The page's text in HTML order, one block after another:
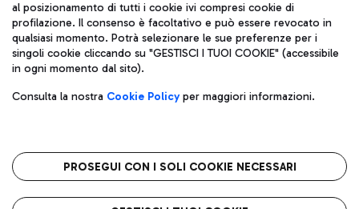
Codice fiscale e Registro delle Imprese di Roma 13032990155 P.
IVA 06572251004
Capitale sociale 62.224.743,00 int. vers.
Sede legale: Via Pier Paolo Racchetti 1 - 00054 Fiumicino (RM)
telefono +39 06 65951
Privacy policy
Note legali
Roma FCO
L'aeroporto stellato
al posizionamento di tutti i cookie ivi compresi cookie di
profilazione. Il consenso è facoltativo e può essere revocato in
qualsiasi momento. Potrà selezionare le sue preferenze per i
singoli cookie cliccando su "GESTISCI I TUOI COOKIE" (accessibile
in ogni momento dal sito).
Consulta la nostra Cookie Policyper maggiori informazioni.
PROSEGUI CON I SOLI COOKIE NECESSARI